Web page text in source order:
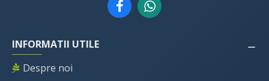
INFORMATII UTILE
Despre noi